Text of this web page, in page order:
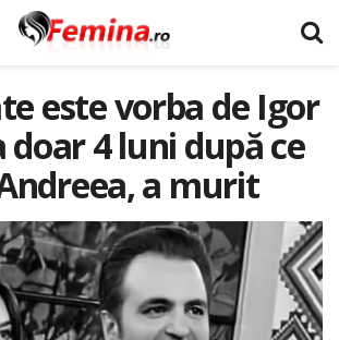
este vorba de Igor
doar 4 luni după ce
a murit